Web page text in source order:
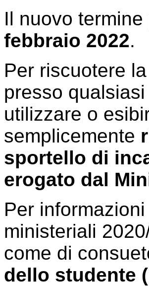
Il nuovo
febbraio 2022.
Per riscuotere
presso qualsiasi
utilizzare o
semplicemente
sportello di
erogato dal
Per
ministeriali
come di
dello studente